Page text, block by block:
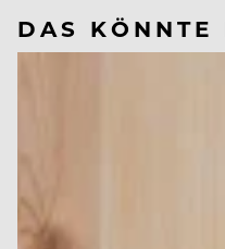
DAS KÖNNTE